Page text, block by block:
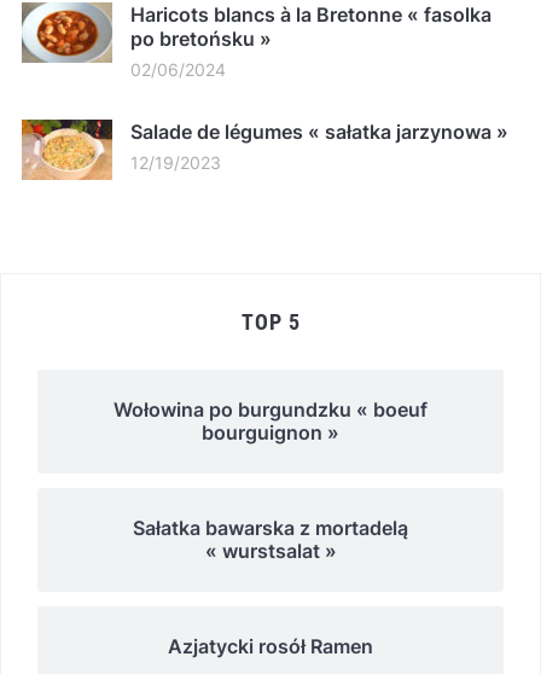
Haricots blancs à la Bretonne « fasolka
po bretońsku »
02/06/2024
Salade de légumes « sałatka jarzynowa »
12/19/2023
TOP 5
Wołowina po burgundzku « boeuf
bourguignon »
Sałatka bawarska z mortadelą
« wurstsalat »
Azjatycki rosół Ramen